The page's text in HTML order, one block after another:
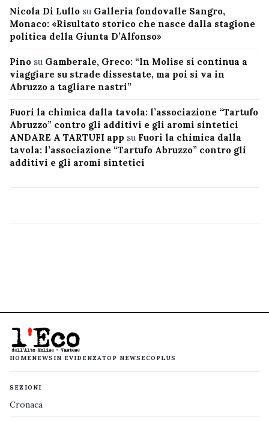
Nicola Di Lullo su Galleria fondovalle Sangro,
Monaco: «Risultato storico che nasce dalla stagione
politica della Giunta D’Alfonso»
Pino su Gamberale, Greco: “In Molise si continua a
viaggiare su strade dissestate, ma poi si va in
Abruzzo a tagliare nastri”
Fuori la chimica dalla tavola: l’associazione “Tartufo
Abruzzo” contro gli additivi e gli aromi sintetici
ANDARE A TARTUFI app su Fuori la chimica dalla
tavola: l’associazione “Tartufo Abruzzo” contro gli
additivi e gli aromi sintetici
HOMENEWS IN EVIDENZATOP NEWS ECOPLUS
SEZIONI
Cronaca